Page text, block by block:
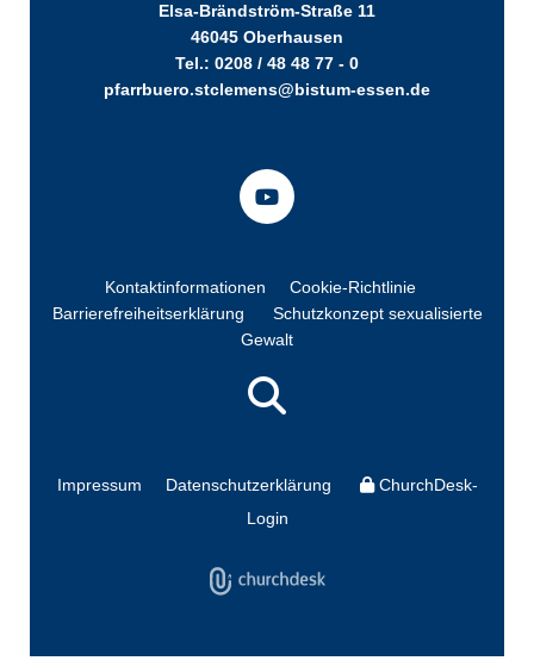
Elsa-Brändström-Straße 11
46045 Oberhausen
Tel.: 0208 / 48 48 77 - 0
pfarrbuero.stclemens@bistum-essen.de
Kontaktinformationen
Cookie-Richtlinie
Barrierefreiheitserklärung
Schutzkonzept sexualisierte
Gewalt
Impressum Datenschutzerklärung
ChurchDesk-
Login